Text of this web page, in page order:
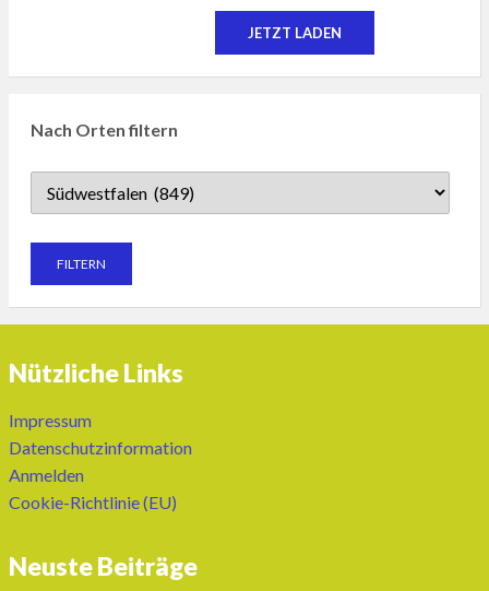
JETZT LADEN
Nach Orten filtern
Nützliche Links
Impressum
Datenschutzinformation
Anmelden
Cookie-Richtlinie (EU)
Neuste Beiträge